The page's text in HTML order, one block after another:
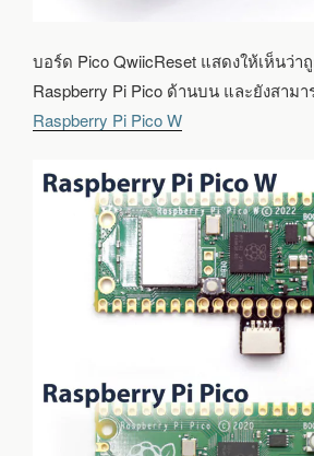
บอร์ด Pico QwiicReset แสดงให้เห็นว่
Raspberry Pi Pico ด้านบน และยังสาม
Raspberry Pi Pico W